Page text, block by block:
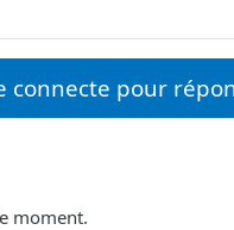
connecte pour
moment.